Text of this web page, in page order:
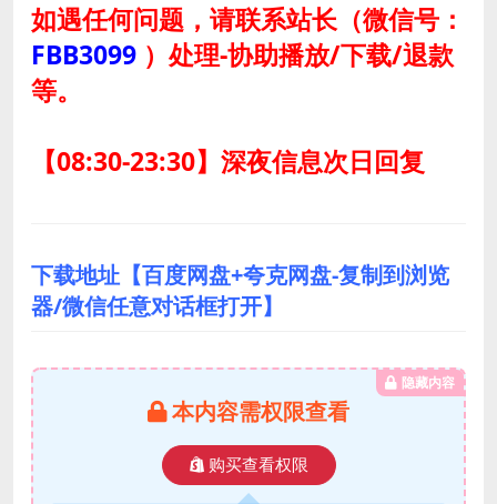
如遇任何问题，请联系站长（微信号：
FBB3099 ） 处理-协助播放/下载/退款
等。
【08:30-23:30】深夜信息次日回复
下载地址【百度网盘+夸克网盘-复制到浏览
器/微信任意对话框打开】
隐藏内容
本内容需权限查看
购买查看权限